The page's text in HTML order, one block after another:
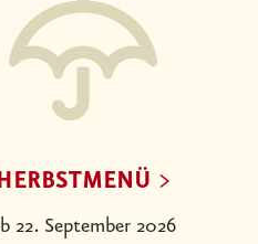
22. September 2026